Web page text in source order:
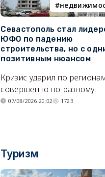
Севастополь стал
ЮФО по падению
строительства, но с
позитивным нюансом
Кризис ударил по
совершенно по-разному.
07/08/2026 20:02 1723
Туризм